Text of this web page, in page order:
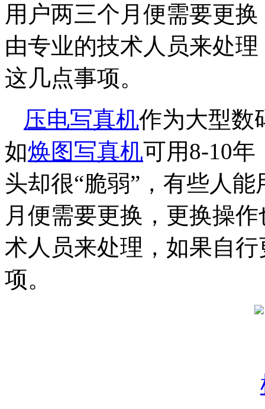
用户两三个月便需要更
由专业的技术人员来处
这几点事项。
压电写真机作为大型数
如焕图写真机可用8-10
头却很“脆弱”，有些人
月便需要更换，更换操
术人员来处理，如果自
项。